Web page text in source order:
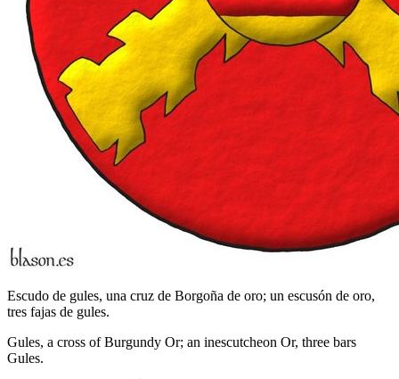
Escudo de gules, una cruz de Borgoña de oro; un escusón de oro,
tres fajas de gules.
Gules, a cross of Burgundy Or; an inescutcheon Or, three bars
Gules.